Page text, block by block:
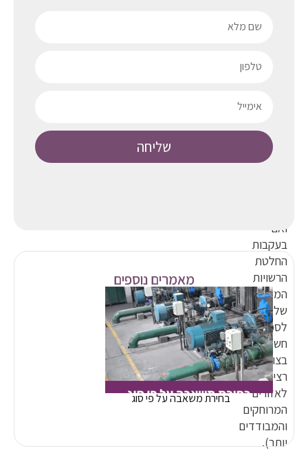
שעשויות
החשמל
בעקבות
ואם
בעקבות
החלטת
הרשויות
המקומיות
שלא
לספק
חשמל
בצורה
רציפה
לאזורים
המרוחקים
והמבודדים
יותר).
שליחה
מאמרים נוספים
בחירת משאבה על פי סוג